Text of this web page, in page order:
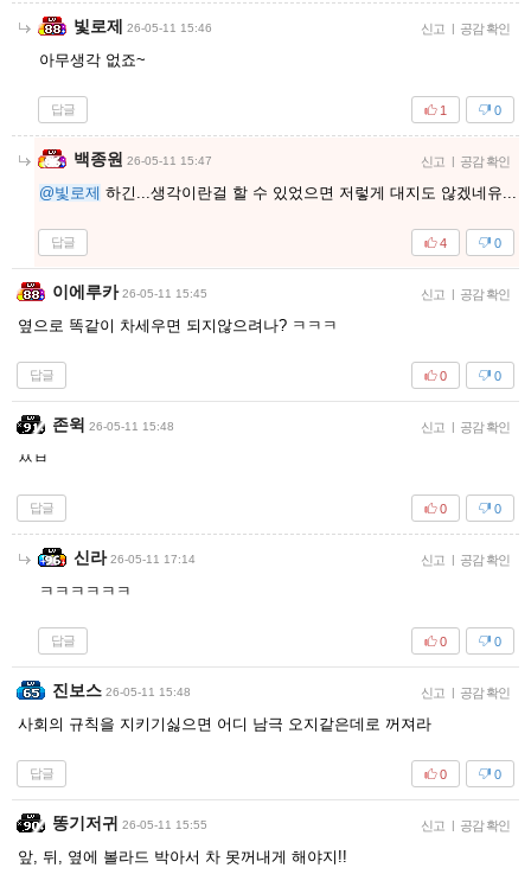
빛로제 26-05-11 15:46 신고 | 공감 확인
아무생각 없죠~
답글 0
1
백종원 26-05-11 15:47 신고 | 공감 확인
@빛로제 하긴...생각이란걸 할 수 있었으면 저렇게 대지도 않겠네유...
답글 0
4
이에루카 26-05-11 15:45 신고 | 공감 확인
옆으로 똑같이 차세우면 되지않으려나? ㅋㅋㅋ
답글 0
0
존윅 26-05-11 15:48 신고 | 공감 확인
ㅆㅂ
답글 0
0
신라 26-05-11 17:14 신고 | 공감 확인
ㅋㅋㅋㅋㅋㅋ
답글 0
0
진보스 26-05-11 15:48 신고 | 공감 확인
사회의 규칙을 지키기싫으면 어디 남극 오지같은데로 꺼져라
답글 0
0
똥기저귀 26-05-11 15:55 신고 | 공감 확인
앞, 뒤, 옆에 볼라드 박아서 차 못꺼내게 해야지!!